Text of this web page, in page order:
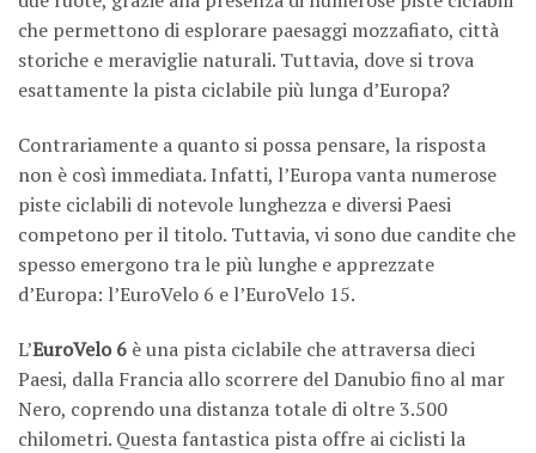
che permettono di esplorare paesaggi mozzafiato, città
storiche e meraviglie naturali. Tuttavia, dove si trova
esattamente la pista ciclabile più lunga d’Europa?
Contrariamente a quanto si possa pensare, la risposta
non è così immediata. Infatti, l’Europa vanta numerose
piste ciclabili di notevole lunghezza e diversi Paesi
competono per il titolo. Tuttavia, vi sono due candite che
spesso emergono tra le più lunghe e apprezzate
d’Europa: l’EuroVelo 6 e l’EuroVelo 15.
L’EuroVelo 6 è una pista ciclabile che attraversa dieci
Paesi, dalla Francia allo scorrere del Danubio fino al mar
Nero, coprendo una distanza totale di oltre 3.500
chilometri. Questa fantastica pista offre ai ciclisti la